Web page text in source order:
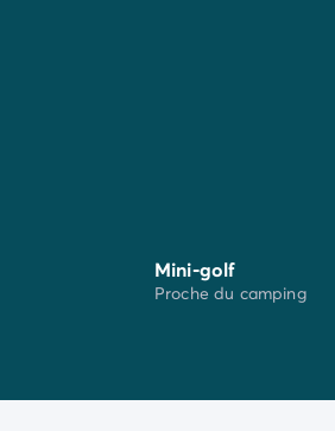
Mini-golf
Proche du camping